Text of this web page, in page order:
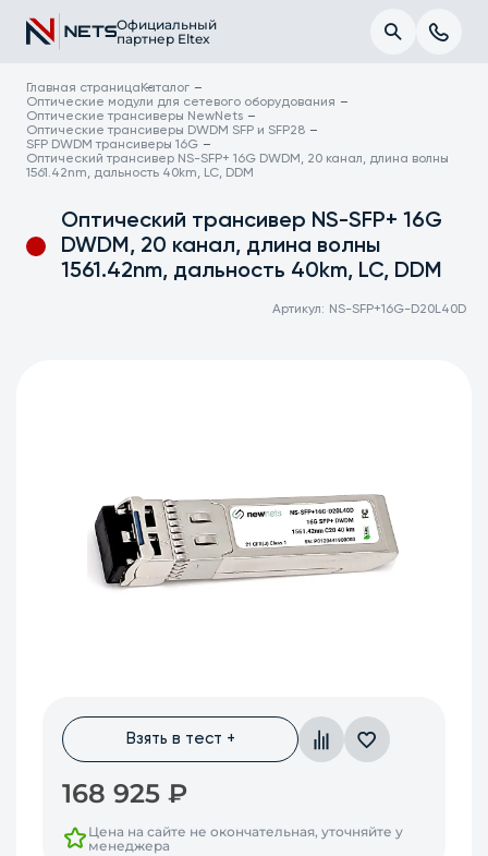
Официальный
партнер Eltex
Главная страница Каталог
Оптические модули для сетевого оборудования
Оптические трансиверы NewNets
Оптические трансиверы DWDM SFP и SFP28
SFP DWDM трансиверы 16G
Оптический трансивер NS-SFP+ 16G DWDM, 20 канал, длина волны
1561.42nm, дальность 40km, LC, DDM
Оптический трансивер NS-SFP+ 16G
DWDM, 20 канал, длина волны
1561.42nm, дальность 40km, LC, DDM
Артикул: NS-SFP+16G-D20L40D
Взять в тест +
168 925₽
Цена на сайте не окончательная, уточняйте у
менеджера